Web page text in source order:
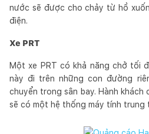
nước sẽ được cho chảy từ hồ
điện.
Xe PRT
Một xe PRT có khả năng chở tối
này đi trên những con đường
chuyển trong sân bay. Hành
sẽ có một hệ thống máy tính trung